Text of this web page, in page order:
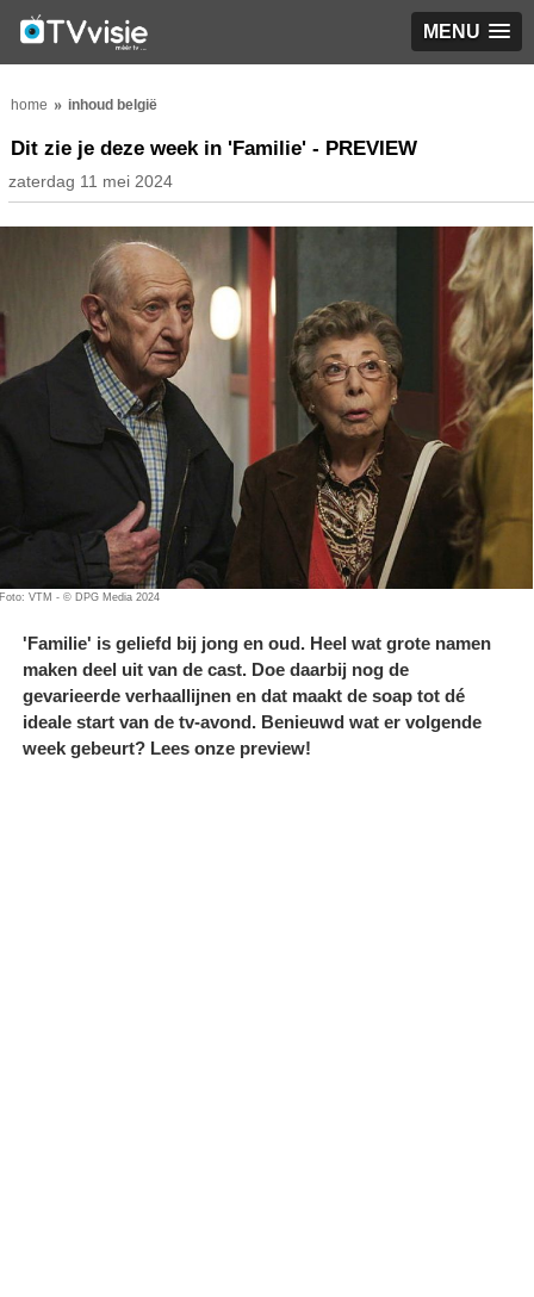
MENU
home inhoud belgië
Dit zie je deze week in 'Familie' - PREVIEW
zaterdag 11 mei 2024
Foto: VTM - © DPG Media 2024
'Familie' is geliefd bij jong en oud. Heel wat grote namen
maken deel uit van de cast. Doe daarbij nog de
gevarieerde verhaallijnen en dat maakt de soap tot dé
ideale start van de tv-avond. Benieuwd wat er volgende
week gebeurt? Lees onze preview!